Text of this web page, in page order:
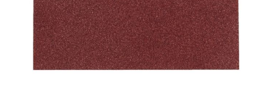
gallery